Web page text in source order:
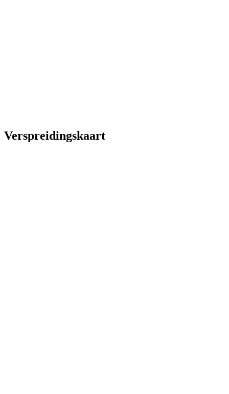
Verspreidingskaart